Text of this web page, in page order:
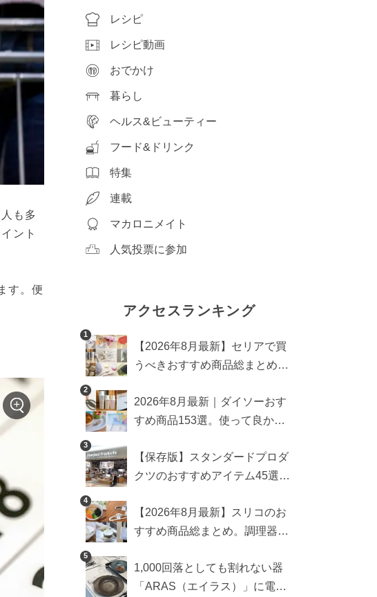
も多
ント
す。便
レシピ
レシピ動画
おでかけ
暮らし
ヘルス&ビューティー
フード&ドリンク
特集
連載
マカロニメイト
人気投票に参加
アクセスランキング
1
【2026年8月最新】セリアで買
うべきおすすめ商品総まとめ。
2
2026年8月最新｜ダイソーおす
すめ商品153選。使って良かっ
3
【保存版】スタンダードプロダ
クツのおすすめアイテム45選。
4
【2026年8月最新】スリコのお
すすめ商品総まとめ。調理器具
5
1,000回落としても割れない器
「ARAS（エイラス）」に電子